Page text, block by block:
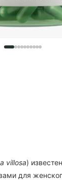
villosa)
для